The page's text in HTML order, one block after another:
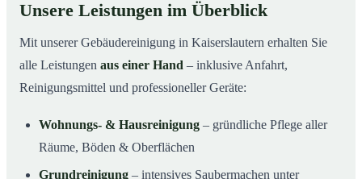
Unsere Leistungen im Überblick
Mit unserer Gebäudereinigung in Kaiserslautern erhalten Sie
alle Leistungen aus einer Hand – inklusive Anfahrt,
Reinigungsmittel und professioneller Geräte:
Wohnungs- & Hausreinigung – gründliche Pflege aller
Räume, Böden & Oberflächen
Grundreinigung – intensives Saubermachen unter